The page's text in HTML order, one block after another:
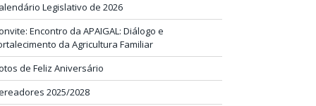
Legislativo de 2026
Encontro da APAIGAL: Diálogo e
da Agricultura Familiar
de Feliz Aniversário
2025/2028